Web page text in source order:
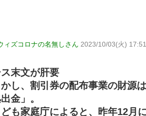
ィズコロナの名無しさん 2023/10/03(火)
末文が肝要
かし、割引券の配布事業の財源
金」。
ども家庭庁によると、昨年12月